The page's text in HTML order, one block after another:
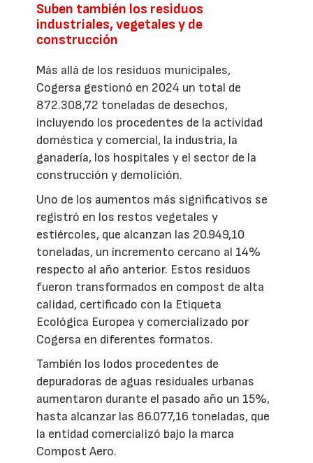
Suben también los residuos
industriales, vegetales y de
construcción
Más allá de los residuos municipales,
Cogersa gestionó en 2024 un total de
872.308,72 toneladas de desechos,
incluyendo los procedentes de la actividad
doméstica y comercial, la industria, la
ganadería, los hospitales y el sector de la
construcción y demolición.
Uno de los aumentos más significativos se
registró en los restos vegetales y
estiércoles, que alcanzan las 20.949,10
toneladas, un incremento cercano al 14%
respecto al año anterior. Estos residuos
fueron transformados en compost de alta
calidad, certificado con la Etiqueta
Ecológica Europea y comercializado por
Cogersa en diferentes formatos.
También los lodos procedentes de
depuradoras de aguas residuales urbanas
aumentaron durante el pasado año un 15%,
hasta alcanzar las 86.077,16 toneladas, que
la entidad comercializó bajo la marca
Compost Aero.